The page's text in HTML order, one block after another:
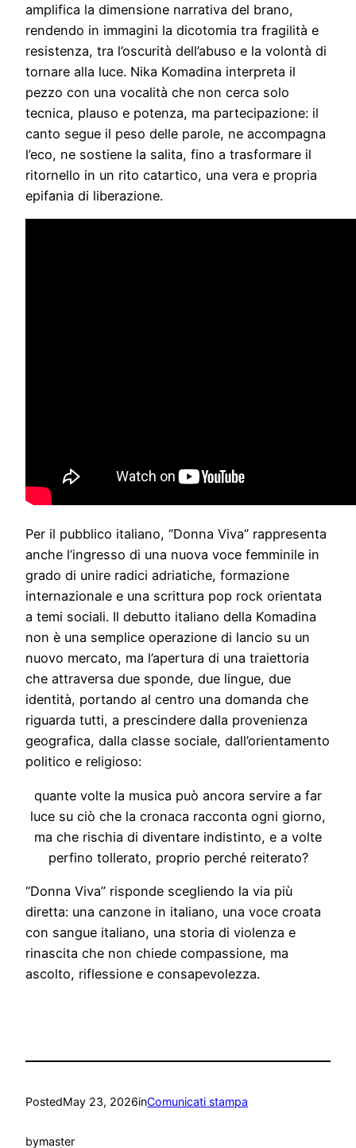
amplifica la dimensione narrativa del brano,
rendendo in immagini la dicotomia tra fragilità e
resistenza, tra l’oscurità dell’abuso e la volontà di
tornare alla luce. Nika Komadina interpreta il
pezzo con una vocalità che non cerca solo
tecnica, plauso e potenza, ma partecipazione: il
canto segue il peso delle parole, ne accompagna
l’eco, ne sostiene la salita, fino a trasformare il
ritornello in un rito catartico, una vera e propria
epifania di liberazione.
Per il pubblico italiano, “Donna Viva” rappresenta
anche l’ingresso di una nuova voce femminile in
grado di unire radici adriatiche, formazione
internazionale e una scrittura pop rock orientata
a temi sociali. Il debutto italiano della Komadina
non è una semplice operazione di lancio su un
nuovo mercato, ma l’apertura di una traiettoria
che attraversa due sponde, due lingue, due
identità, portando al centro una domanda che
riguarda tutti, a prescindere dalla provenienza
geografica, dalla classe sociale, dall’orientamento
politico e religioso:
quante volte la musica può ancora servire a far
luce su ciò che la cronaca racconta ogni giorno,
ma che rischia di diventare indistinto, e a volte
perfino tollerato, proprio perché reiterato?
“Donna Viva” risponde scegliendo la via più
diretta: una canzone in italiano, una voce croata
con sangue italiano, una storia di violenza e
rinascita che non chiede compassione, ma
ascolto, riflessione e consapevolezza.
PostedMay 23, 2026inComunicati stampa
bymaster